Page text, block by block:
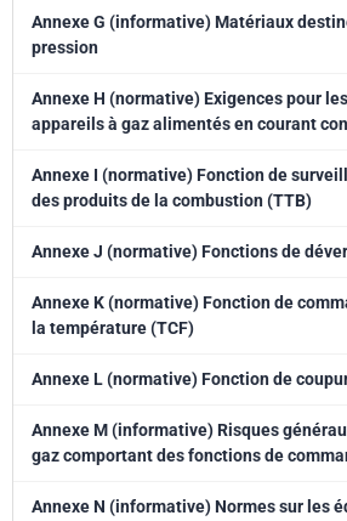
Annexe G (informative) Matériaux
pression
Annexe H (normative) Exigences pour
appareils à gaz alimentés en courant
Annexe I (normative) Fonction de
des produits de la combustion (TTB)
Annexe J (normative) Fonctions de
Annexe K (normative) Fonction de
la température (TCF)
Annexe L (normative) Fonction de
Annexe M (informative) Risques
gaz comportant des fonctions de
Annexe N (informative) Normes sur les